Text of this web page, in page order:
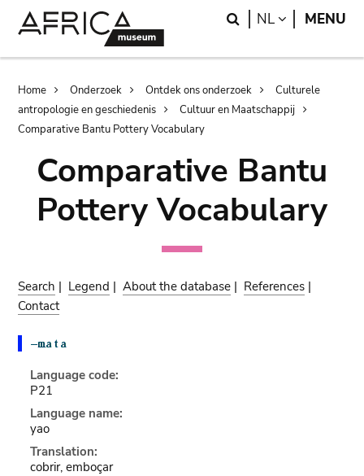
Search
NL LANGUAGE
MENU
Breadcrumb
Home Onderzoek Ontdek ons onderzoek
Culturele
antropologie en geschiedenis
Cultuur en Maatschappij
Comparative Bantu Pottery Vocabulary
Comparative Bantu
Pottery Vocabulary
Search | Legend |About the database | References |
Contact
Language code:
P21
Language name:
yao
Translation:
cobrir, emboçar